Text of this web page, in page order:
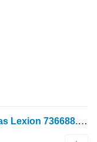
Nakladki rotora Grebenki 32sht Claas Lexion 736688.1 para Claas Lexion cosechadora de cereales